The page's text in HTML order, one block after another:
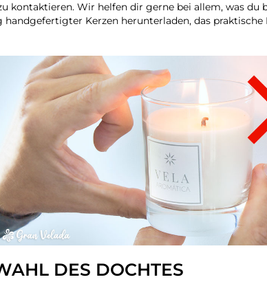
kontaktieren. Wir helfen dir gerne bei allem, was du
Kerzen herunterladen, das
DES DOCHTES